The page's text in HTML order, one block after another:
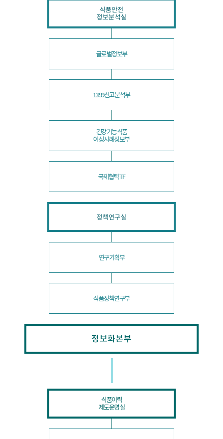
식품안전
정보분석실
글로벌정보부
1399신고분석부
건강기능식품
이상사례정보부
국제협력 TF
정책연구실
연구기획부
식품정책연구부
정보화본부
식품이력
제도운영실